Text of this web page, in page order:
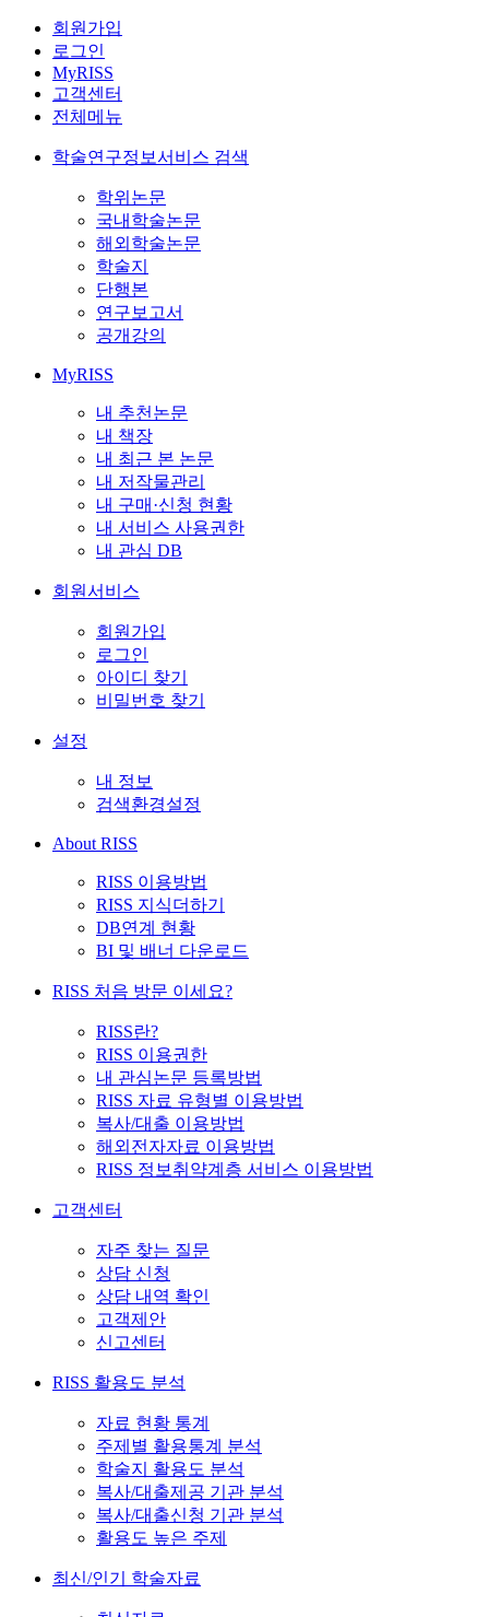
회원가입
로그인
MyRISS
고객센터
전체메뉴
학술연구정보서비스 검색
학위논문
국내학술논문
해외학술논문
학술지
단행본
연구보고서
공개강의
MyRISS
내 추천논문
내 책장
내 최근 본 논문
내 저작물관리
내 구매·신청 현황
내 서비스 사용권한
내 관심 DB
회원서비스
회원가입
로그인
아이디 찾기
비밀번호 찾기
설정
내 정보
검색환경설정
About RISS
RISS 이용방법
RISS 지식더하기
DB연계 현황
BI 및 배너 다운로드
RISS 처음 방문 이세요?
RISS란?
RISS 이용권한
내 관심논문 등록방법
RISS 자료 유형별 이용방법
복사/대출 이용방법
해외전자자료 이용방법
RISS 정보취약계층 서비스 이용방법
고객센터
자주 찾는 질문
상담 신청
상담 내역 확인
고객제안
신고센터
RISS 활용도 분석
자료 현황 통계
주제별 활용통계 분석
학술지 활용도 분석
복사/대출제공 기관 분석
복사/대출신청 기관 분석
활용도 높은 주제
최신/인기 학술자료